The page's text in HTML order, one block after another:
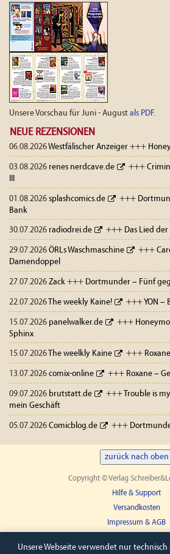
Unsere Vorschau für Juni - August als PDF.
NEUE REZENSIONEN
06.08.2026Westfälischer Anzeiger +++
03.08.2026 renes nerdcave.de +++
01.08.2026 splashcomics.de +++
Bank
30.07.2026 radiodrei.de +++ Das Lied
29.07.2026 ÖRLs Waschmaschine +++
Damendoppel
27.07.2026 Zack +++ Dortmunder – Fünf
22.07.2026 The weekly Kaine! +++ YON –
15.07.2026 panelwalker.de +++
Sphinx
15.07.2026 The weelkly Kaine +++
13.07.2026 comix-online +++ Roxane –
09.07.2026 brutstatt.de +++ Trouble is
mein Geschäft
05.07.2026 Comicblog.de +++
zurück nach oben
Copyright © Verlag
Hilfe & Support
Versandkosten
Impressum & AGB
Unsere Webseite verwendet nur